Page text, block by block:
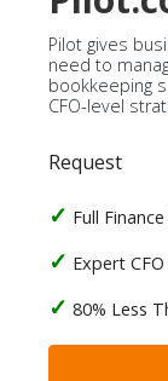
Pilot gives
need to
bookkeeping
CFO-level
Request
Full
Expert
80% Less